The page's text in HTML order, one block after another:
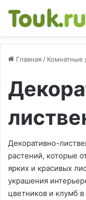
Главная / Комнатные
Декоративно-
растений, которые
ярких и красивых
украшения
цветников и клумб